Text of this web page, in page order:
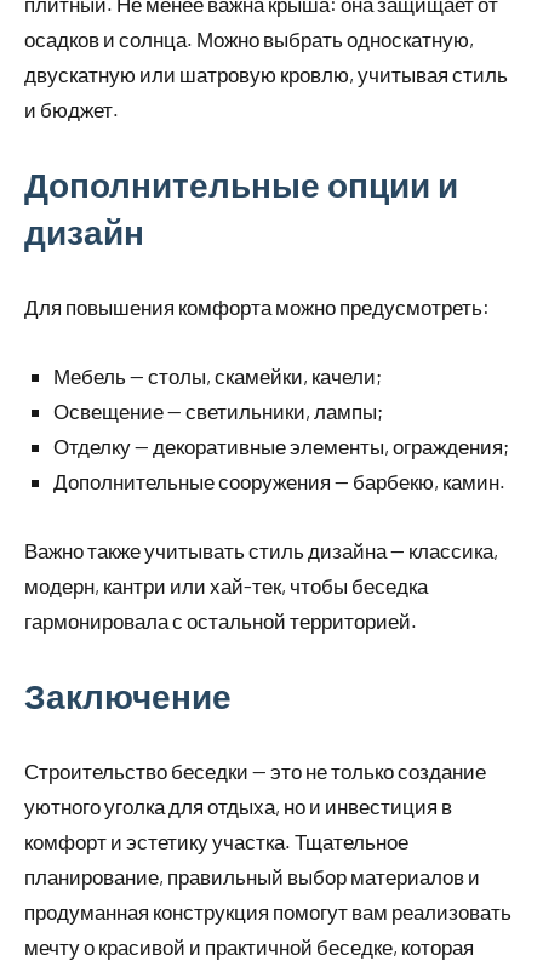
осадков и солнца. Можно выбрать односкатную,
двускатную или шатровую кровлю, учитывая стиль
и бюджет.
Дополнительные опции и
дизайн
Для повышения комфорта можно предусмотреть:
Мебель — столы, скамейки, качели;
Освещение — светильники, лампы;
Отделку — декоративные элементы, ограждения;
Дополнительные сооружения — барбекю, камин.
Важно также учитывать стиль дизайна — классика,
модерн, кантри или хай-тек, чтобы беседка
гармонировала с остальной территорией.
Заключение
Строительство беседки — это не только создание
уютного уголка для отдыха, но и инвестиция в
комфорт и эстетику участка. Тщательное
планирование, правильный выбор материалов и
продуманная конструкция помогут вам реализовать
мечту о красивой и практичной беседке, которая